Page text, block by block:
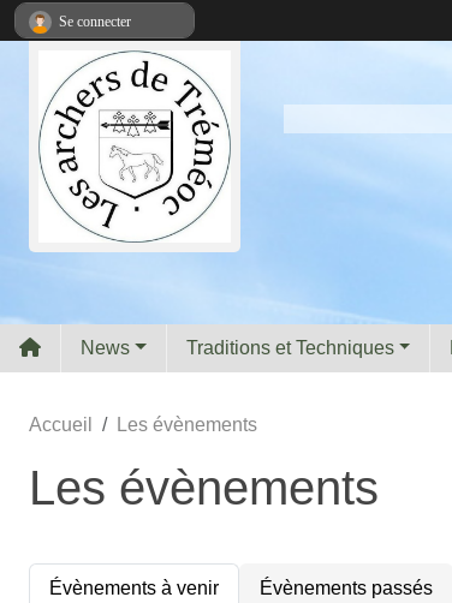
News Traditions et Techniques
Accueil Les évènements
Les évènements
Évènements à venir Évènements passés
Se connecter
Panneau de gestion des cookies